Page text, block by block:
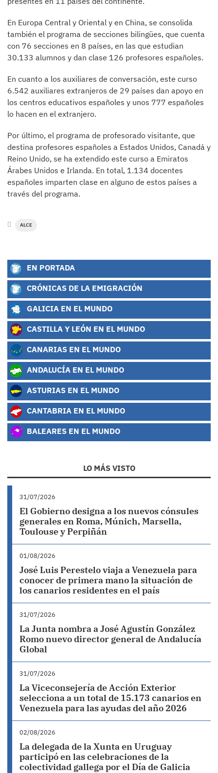
En Europa Central y Oriental y en China, se consolida
también el programa de secciones bilingües, que cuenta
con 76 secciones en 8 países, en las que estudian
30.133 alumnos y dan clase 126 profesores españoles.
En cuanto a los auxiliares de conversación, este curso
6.542 auxiliares extranjeros de 29 países dan apoyo en
los centros educativos españoles y unos 777 españoles
lo hacen en el extranjero.
Por último, el programa de profesorado visitante, que
destina profesores españoles a Estados Unidos, Canadá y
Reino Unido, se ha extendido este curso a Emiratos
Árabes Unidos e Irlanda. En total, 1.134 docentes
españoles imparten clase en alguno de estos países a
través del programa.
ALCE
EN PORTADA
CRÓNICAS DE LA EMIGRACIÓN
GALICIA EN EL MUNDO
CASTILLA Y LEÓN EN EL MUNDO
CANARIAS EN EL MUNDO
ANDALUCÍA EN EL MUNDO
ASTURIAS EN EL MUNDO
CANTABRIA EN EL MUNDO
BALEARES EN EL MUNDO
LO MÁS VISTO
31/07/2026
El Gobierno designa a los nuevos cónsules
generales en Roma, Múnich, Marsella,
Toulouse y Perpiñán
01/08/2026
José Luis Perestelo viaja a Venezuela para
conocer de primera mano la situación de
los canarios residentes en el país
31/07/2026
La Junta nombra a José Agustín González
Romo nuevo director general de Andalucía
Global
31/07/2026
La Viceconsejería de Acción Exterior
selecciona a un total de 15.173 canarios en
Venezuela para las ayudas del año 2026
02/08/2026
La delegada de la Xunta en Uruguay
participó en las celebraciones de la
colectividad gallega por el Día de Galicia